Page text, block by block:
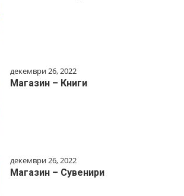
декември 26, 2022
Магазин – Книги
декември 26, 2022
Магазин – Сувенири